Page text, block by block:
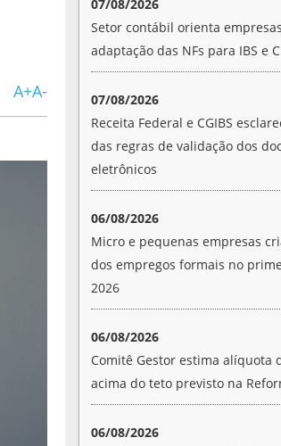
A+A-
07/08/2026
Setor contábil orienta
adaptação das NFs para IBS e
07/08/2026
Receita Federal e CGIBS
das regras de validação dos
eletrônicos
06/08/2026
Micro e pequenas empresas
dos empregos formais no
2026
06/08/2026
Comitê Gestor estima alíquota
acima do teto previsto na
06/08/2026